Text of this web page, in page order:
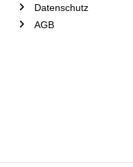
Datenschutz
AGB